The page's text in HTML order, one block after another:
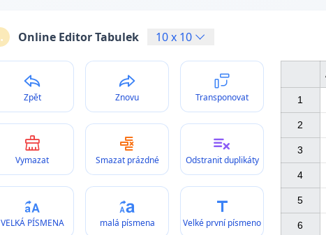
Online Editor Tabulek 10x 10
Zpět Znovu Transponovat
Vymazat Smazat prázdné Odstranit duplikáty
VELKÁ PÍSMENA malá písmena Velké první písmeno
1
2
3
4
5
6